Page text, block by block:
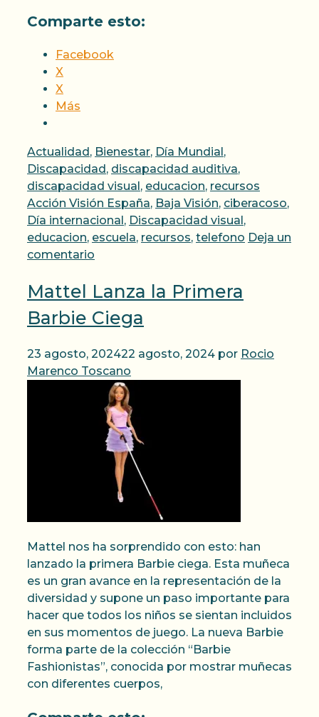
Comparte esto:
Facebook
X
X
Más
Categorías
Actualidad, Bienestar, Día Mundial,
Discapacidad, discapacidad auditiva,
discapacidad visual, educacion, recursos
Acción Visión España, Baja Visión, ciberacoso,
Día internacional, Discapacidad visual,
educacion, escuela, recursos, telefono Deja un
comentario
Mattel Lanza la Primera
Barbie Ciega
23 agosto, 202422 agosto, 2024 por Rocio
Marenco Toscano
Mattel nos ha sorprendido con esto: han
lanzado la primera Barbie ciega. Esta muñeca
es un gran avance en la representación de la
diversidad y supone un paso importante para
hacer que todos los niños se sientan incluidos
en sus momentos de juego. La nueva Barbie
forma parte de la colección “Barbie
Fashionistas”, conocida por mostrar muñecas
con diferentes cuerpos,